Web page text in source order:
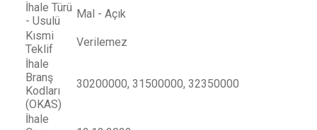
İhale Türü
- Usulü
Mal - Açık
Kısmi
Teklif
Verilemez
İhale
Branş
Kodları
(OKAS)
30200000, 31500000, 32350000
İhale